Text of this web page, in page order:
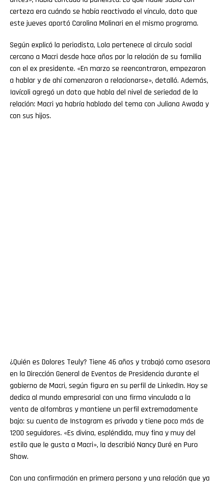
certeza era cuándo se había reactivado el vínculo, dato que
este jueves aportó Carolina Molinari en el mismo programa.
Según explicó la periodista, Lola pertenece al círculo social
cercano a Macri desde hace años por la relación de su familia
con el ex presidente. «En marzo se reencontraron, empezaron
a hablar y de ahí comenzaron a relacionarse», detalló. Además,
Iavícoli agregó un dato que habla del nivel de seriedad de la
relación: Macri ya habría hablado del tema con Juliana Awada y
con sus hijos.
¿Quién es Dolores Teuly? Tiene 46 años y trabajó como asesora
en la Dirección General de Eventos de Presidencia durante el
gobierno de Macri, según figura en su perfil de LinkedIn. Hoy se
dedica al mundo empresarial con una firma vinculada a la
venta de alfombras y mantiene un perfil extremadamente
bajo: su cuenta de Instagram es privada y tiene poco más de
1200 seguidores. «Es divina, espléndida, muy fina y muy del
estilo que le gusta a Macri», la describió Nancy Duré en Puro
Show.
Con una confirmación en primera persona y una relación que ya